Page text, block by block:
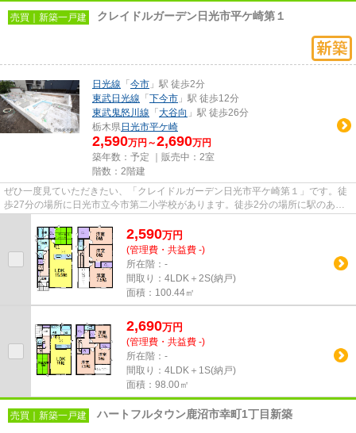
売買｜新築一戸建 クレイドルガーデン日光市平ケ崎第１
日光線 「 今市 」駅 徒歩2分
東武日光線 「 下今市 」駅 徒歩12分
東武鬼怒川線 「 大谷向 」駅 徒歩26分
栃木県日光市平ケ崎
2,590万円～2,690万円
築年数：予定 ｜販売中： 2室
階数：2階建
ぜひ一度見ていただきたい、「クレイドルガーデン日光市平ケ崎第１」です。徒
歩27分の場所に日光市立今市第二小学校があります。徒歩2分の場所に駅のある
2,590万円
(管理費・共益費 -)
所在階：-
間取り：4LDK＋2S(納戸)
面積：100.44㎡
2,690万円
(管理費・共益費 -)
所在階：-
間取り：4LDK＋1S(納戸)
面積：98.00㎡
売買｜新築一戸建 ハートフルタウン鹿沼市幸町1丁目新築